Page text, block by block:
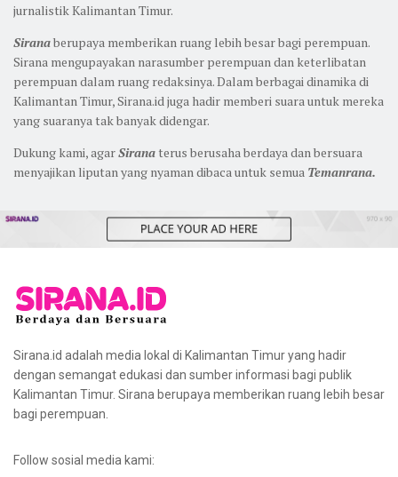
jurnalistik Kalimantan Timur.
Siranaberupaya memberikan ruang lebih besar bagi perempuan.
Sirana mengupayakan narasumber perempuan dan keterlibatan
perempuan dalam ruang redaksinya. Dalam berbagai dinamika di
Kalimantan Timur, Sirana.id juga hadir memberi suara untuk mereka
yang suaranya tak banyak didengar.
Dukung kami, agarSirana terus berusaha berdaya dan bersuara
menyajikan liputan yang nyaman dibaca untuk semua Temanrana.
Sirana.id adalah media lokal di Kalimantan Timur yang hadir
dengan semangat edukasi dan sumber informasi bagi publik
Kalimantan Timur. Sirana berupaya memberikan ruang lebih besar
bagi perempuan.
Follow sosial media kami: